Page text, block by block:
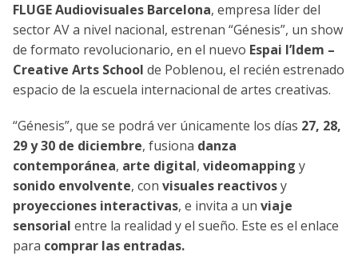
FLUGE Audiovisuales Barcelona, empresa líder del
sector AV a nivel nacional, estrenan “Génesis”, un show
de formato revolucionario, en el nuevo Espai l’Idem –
Creative Arts School de Poblenou, el recién estrenado
espacio de la escuela internacional de artes creativas.
“Génesis”, que se podrá ver únicamente los días 27, 28,
29 y 30 de diciembre, fusiona danza
contemporánea, arte digital, videomapping y
sonido envolvente, con visuales reactivosy
proyecciones interactivas, e invita a un viaje
sensorial entre la realidad y el sueño. Este es el enlace
para comprar las entradas.